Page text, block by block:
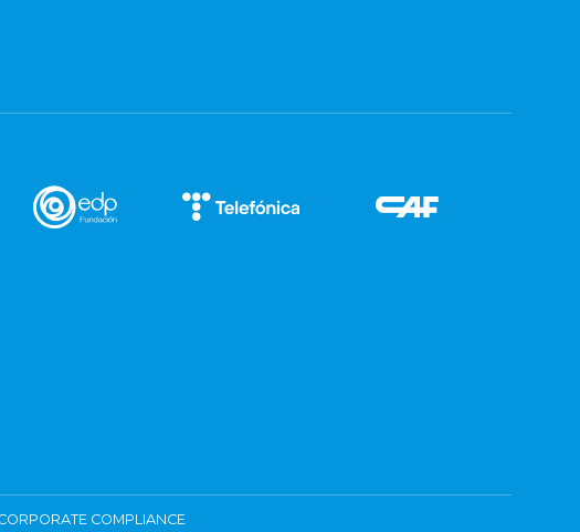
COMPLIANCE